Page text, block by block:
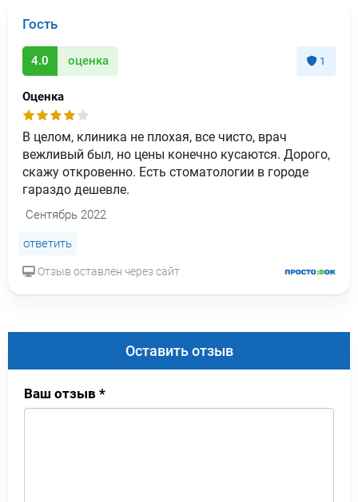
Гость
4.0 оценка 1
Оценка
В целом, клиника не плохая, все чисто, врач
вежливый был, но цены конечно кусаются. Дорого,
скажу откровенно. Есть стоматологии в городе
гараздо дешевле.
Сентябрь 2022
ответить
Отзыв оставлен через сайт
Оставить отзыв
Ваш отзыв *